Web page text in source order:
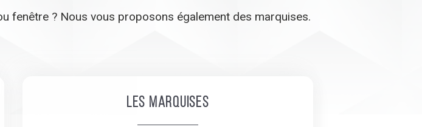
fenêtre ? Nous vous proposons également des marquises.
Les marquises